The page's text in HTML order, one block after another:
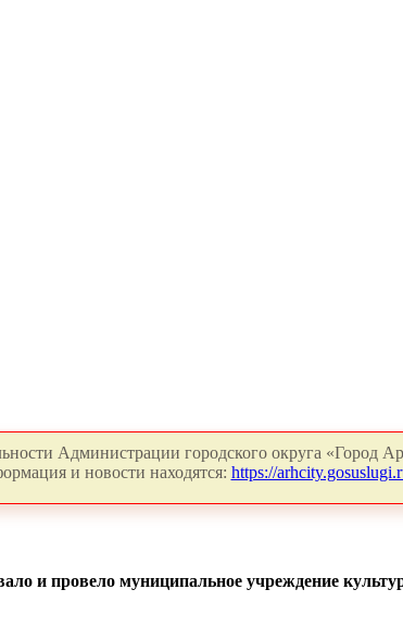
Администрации городского округа «Город
и новости находятся: https://
и провело муниципальное учреждение